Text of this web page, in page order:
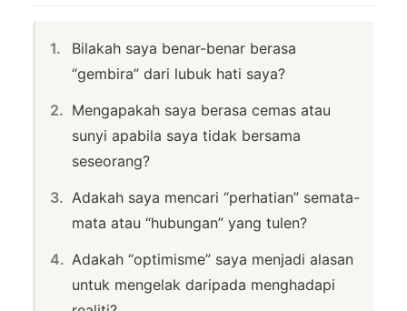
Bilakah saya benar-benar berasa
“gembira” dari lubuk hati saya?
Mengapakah saya berasa cemas atau
sunyi apabila saya tidak bersama
seseorang?
Adakah saya mencari “perhatian” semata-
mata atau “hubungan” yang tulen?
Adakah “optimisme” saya menjadi alasan
untuk mengelak daripada menghadapi